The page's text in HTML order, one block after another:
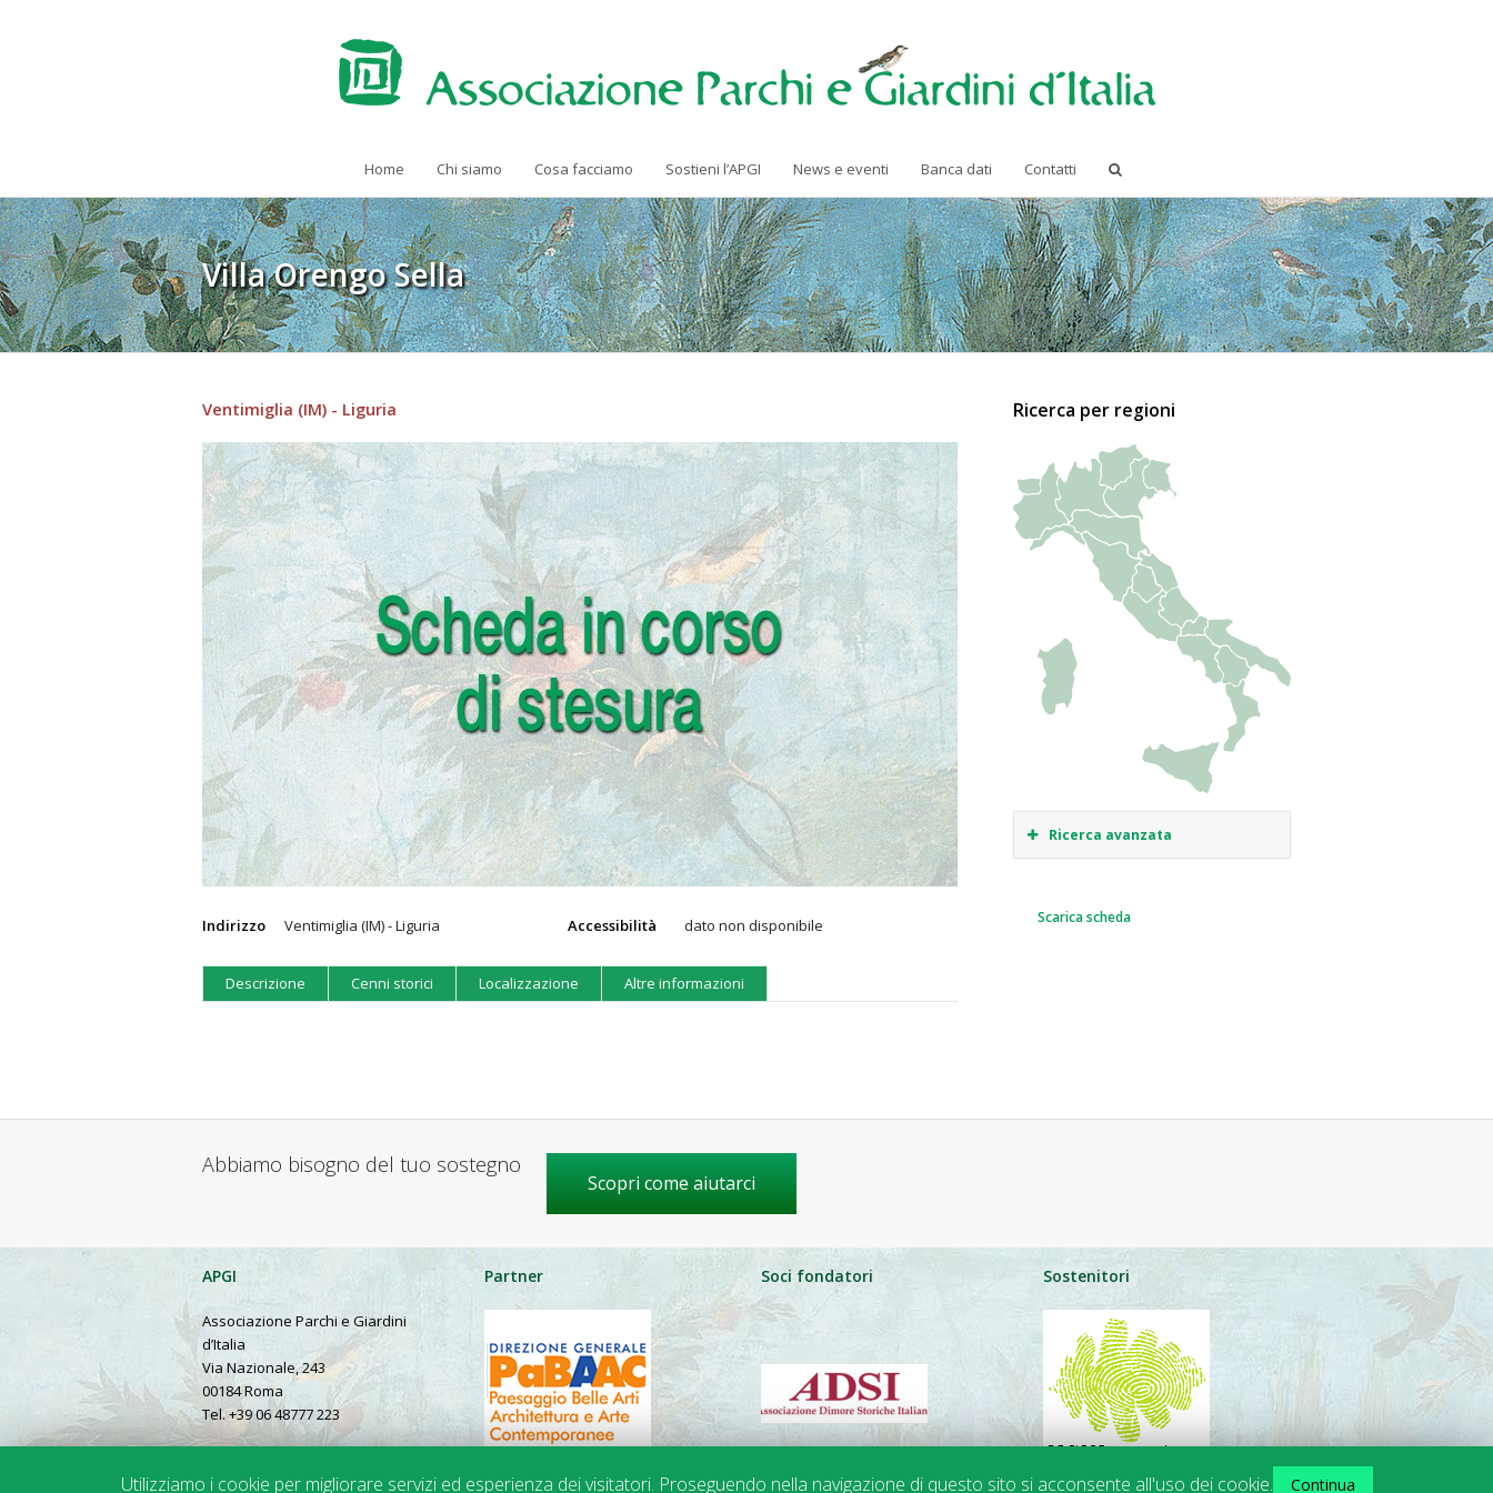
Home Chi siamo Cosa facciamo Sostieni l’APGI News e eventi Banca dati Contatti
Villa Orengo Sella
Ventimiglia (IM) - Liguria
Indirizzo Ventimiglia (IM) - Liguria Accessibilità dato non disponibile
Descrizione Cenni storici Localizzazione Altre informazioni
Ricerca per regioni
Ricerca avanzata
Scarica scheda
Abbiamo bisogno del tuo sostegno
Scopri come aiutarci
APGI
Associazione Parchi e Giardini
d’Italia
Via Nazionale, 243
00184 Roma
Tel. +39 06 48777 223
Partner Soci fondatori Sostenitori
Utilizziamo i cookie per migliorare servizi ed esperienza dei visitatori. Proseguendo nella navigazione di questo sito si acconsente all'uso dei cookie. Continua